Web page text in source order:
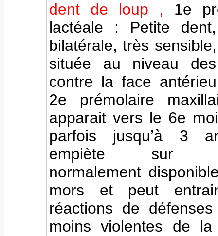
dent de loup , 1e
lactéale : Petite
bilatérale, très
située au niveau
contre la face
2e prémolaire
apparait vers le 6e
parfois jusqu’à 3
empiète sur
normalement
mors et peut
réactions de
moins violentes de